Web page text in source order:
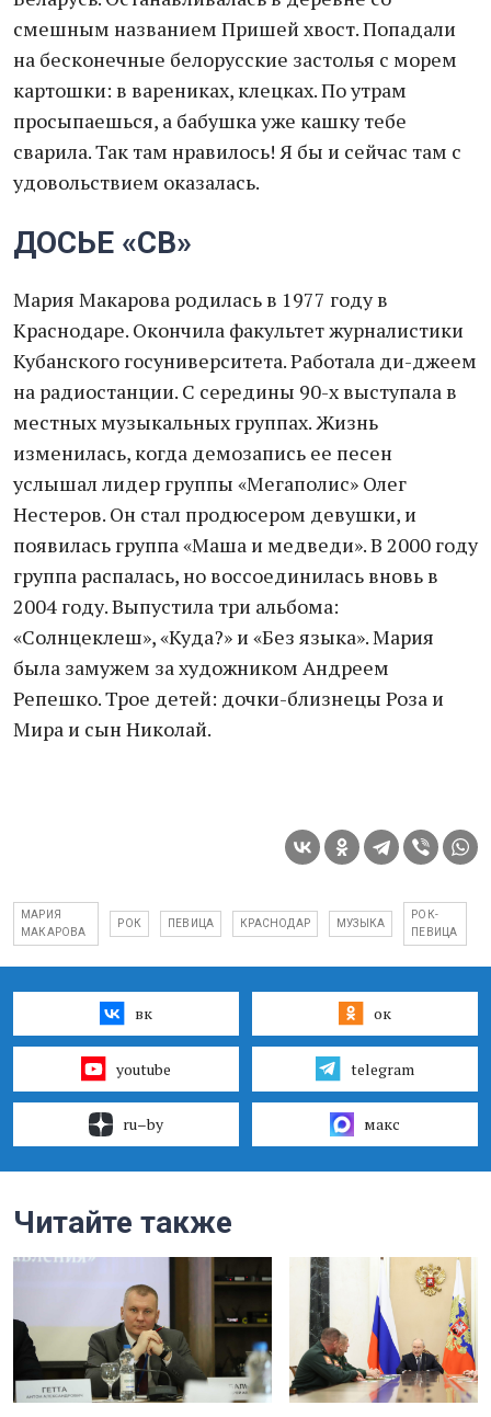
смешным названием Пришей хвост. Попадали
на бесконечные белорусские застолья с морем
картошки: в варениках, клецках. По утрам
просыпаешься, а бабушка уже кашку тебе
сварила. Так там нравилось! Я бы и сейчас там с
удовольствием оказалась.
ДОСЬЕ «СВ»
Мария Макарова родилась в 1977 году в
Краснодаре. Окончила факультет журналистики
Кубанского госуниверситета. Работала ди-джеем
на радиостанции. С середины 90-х выступала в
местных музыкальных группах. Жизнь
изменилась, когда демозапись ее песен
услышал лидер группы «Мегаполис» Олег
Нестеров. Он стал продюсером девушки, и
появилась группа «Маша и медведи». В 2000 году
группа распалась, но воссоединилась вновь в
2004 году. Выпустила три альбома:
«Солнцеклеш», «Куда?» и «Без языка». Мария
была замужем за художником Андреем
Репешко. Трое детей: дочки-близнецы Роза и
Мира и сын Николай.
МАРИЯ
МАКАРОВА
РОК ПЕВИЦА КРАСНОДАР МУЗЫКА
РОК-
ПЕВИЦА
вк ок
youtube telegram
ru–by макс
Читайте также